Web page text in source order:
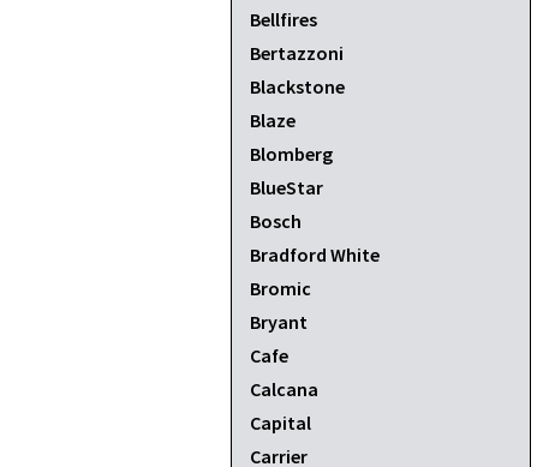
Bellfires
Bertazzoni
Blackstone
Blaze
Blomberg
BlueStar
Bosch
Bradford White
Bromic
Bryant
Cafe
Calcana
Capital
Carrier